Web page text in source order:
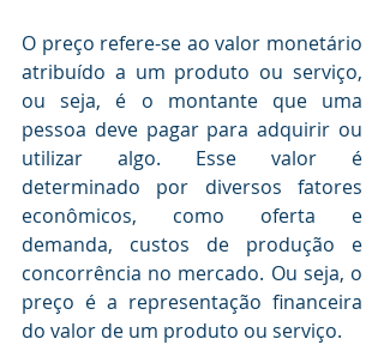
O preço refere-se ao valor monetário
atribuído a um produto ou serviço,
ou seja, é o montante que uma
pessoa deve pagar para adquirir ou
utilizar algo. Esse valor é
determinado por diversos fatores
econômicos, como oferta e
demanda, custos de produção e
concorrência no mercado. Ou seja, o
preço é a representação financeira
do valor de um produto ou serviço.